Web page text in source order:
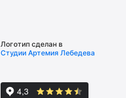
Логотип сделан в
Студии Артемия Лебедева